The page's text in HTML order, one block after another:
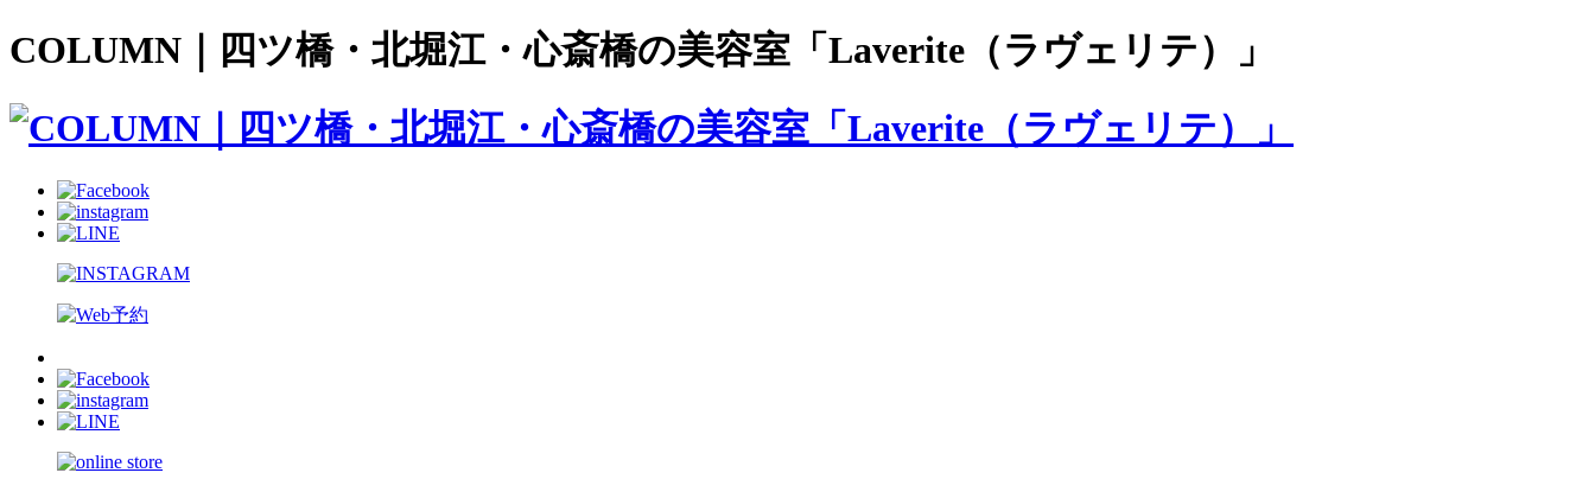
COLUMN｜四ツ橋・北堀江・心斎橋の美容室「Laverite（ラヴェリテ）」